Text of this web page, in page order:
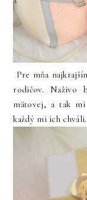
Pre mňa
rodičov. Naživo
mätovej, a tak
každý mi ich chváli.